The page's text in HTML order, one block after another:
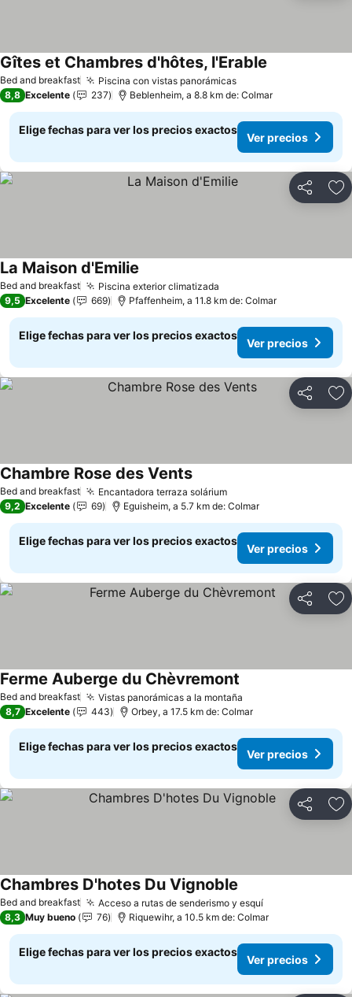
Bed and breakfast Piscina con vistas panorámicas
Gîtes et Chambres d'hôtes, l'Erable
8,8 Excelente 237 Beblenheim, a 8.8 km de: Colmar
Elige fechas para ver los precios exactos
Ver precios
Compartir
Bed and breakfast Piscina exterior climatizada
La Maison d'Emilie
9,5 Excelente 669 Pfaffenheim, a 11.8 km de: Colmar
Elige fechas para ver los precios exactos
Ver precios
Compartir
Bed and breakfast Encantadora terraza solárium
Chambre Rose des Vents
9,2 Excelente 69 Eguisheim, a 5.7 km de: Colmar
Elige fechas para ver los precios exactos
Ver precios
Compartir
Bed and breakfast Vistas panorámicas a la montaña
Ferme Auberge du Chèvremont
8,7 Excelente 443 Orbey, a 17.5 km de: Colmar
Elige fechas para ver los precios exactos
Ver precios
Compartir
Bed and breakfast Acceso a rutas de senderismo y esquí
Chambres D'hotes Du Vignoble
8,3 Muy bueno 76 Riquewihr, a 10.5 km de: Colmar
Elige fechas para ver los precios exactos
Ver precios